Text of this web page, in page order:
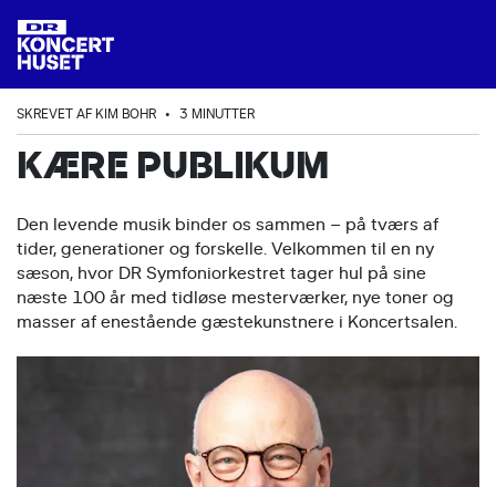
SKREVET AF KIM BOHR • 3 MINUTTER
KÆRE PUBLIKUM
Den levende musik binder os sammen – på tværs af
tider, generationer og forskelle. Velkommen til en ny
sæson, hvor DR Symfoniorkestret tager hul på sine
næste 100 år med tidløse mesterværker, nye toner og
masser af enestående gæstekunstnere i Koncertsalen.